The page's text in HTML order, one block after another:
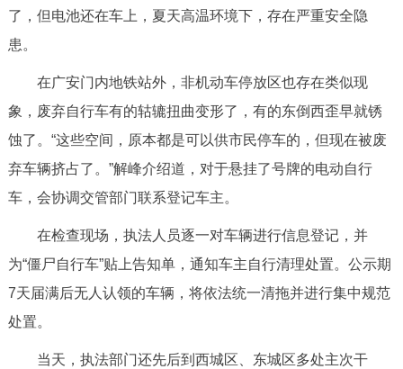
ESPAÑOL العربية PORTUGUÊS
了，但电池还在车上，夏天高温环境下，存在严重安全隐
患。
在广安门内地铁站外，非机动车停放区也存在类似现
象，废弃自行车有的轱辘扭曲变形了，有的东倒西歪早就锈
蚀了。“这些空间，原本都是可以供市民停车的，但现在被废
弃车辆挤占了。”解峰介绍道，对于悬挂了号牌的电动自行
车，会协调交管部门联系登记车主。
在检查现场，执法人员逐一对车辆进行信息登记，并
为“僵尸自行车”贴上告知单，通知车主自行清理处置。公示期
7天届满后无人认领的车辆，将依法统一清拖并进行集中规范
处置。
当天，执法部门还先后到西城区、东城区多处主次干